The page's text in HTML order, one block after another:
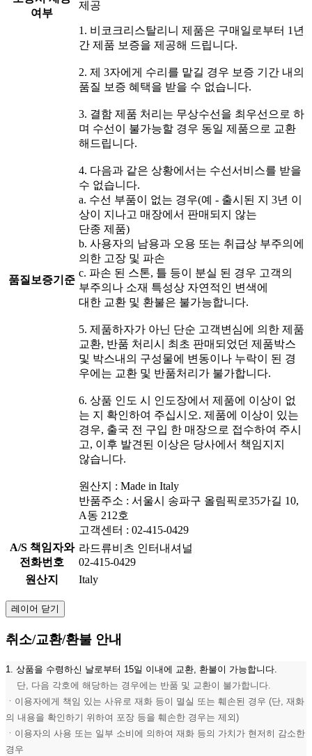
여부
제공
품질보증기준
1. 비코크리스탈리니 제품은 구매일로부터 1년
간 제품 보증을 제공해 드립니다.
2. 제 3자에게 수리를 맡길 경우 보증 기간 내의
품질 보증 혜택을 받을 수 없습니다.
3. 결함 제품 처리는 무상수선을 최우선으로 하
며 수선이 불가능할 경우 동일 제품으로 교환
해드립니다.
4. 다음과 같은 상황에서는 수선서비스를 받을
수 없습니다.
a. 수선 부품이 없는 경우(예 - 출시된 지 3년 이
상이 지나고 매장에서 판매되지 않는
단종 제품)
b. 사용자의 남용과 오용 또는 취급상 부주의에
의한 고장 및 파손
c. 파손 된 스톤, 틀 등이 분실 된 경우 고객의
부주의나 소재 특성상 자연적인 변색에
대한 교환 및 환불은 불가능합니다.
5. 제품하자가 아닌 단순 고객변심에 의한 제품
교환, 반품 처리시 최초 판매되었던 제품박스
및 박스내의 구성물에 변동이나 누락이 된 경
우에는 교환 및 반품처리가 불가합니다.
6. 상품 인도 시 인도장에서 제품에 이상이 없
는 지 확인하여 주십시오. 제품에 이상이 있는
경우, 출국 전 구입 한 매장으로 접수하여 주시
고, 이후 발견된 이상은 당사에서 책임지지
않습니다.
원산지 : Made in Italy
반품주소 : 서울시 송파구 올림픽로35가길 10,
A동 212호
고객센터 : 02-415-0429
A/S 책임자와
전화번호
라드류비츠 인터내셔널
02-415-0429
원산지
Italy
레이어 닫기
취소/교환/환불 안내
1. 상품을 수령하신 날로부터 15일 이내에 교환, 환불이 가능합니다.
단, 다음 각호에 해당하는 경우에는 반품 및 교환이 불가합니다.
ㆍ이용자에게 책임 있는 사유로 재화 등이 멸실 또는 훼손된 경우 (단, 재화
의 내용을 확인하기 위하여 포장 등을 훼손한 경우는 제외)
ㆍ이용자의 사용 또는 일부 소비에 의하여 재화 등의 가치가 현저히 감소한
경우